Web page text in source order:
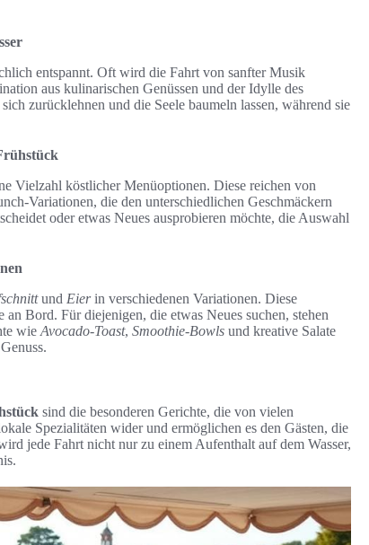
entspannt. Oft wird die Fahrt von sanfter Musik
aus kulinarischen Genüssen und der Idylle des
zurücklehnen und die Seele baumeln lassen, während sie
Vielzahl köstlicher Menüoptionen. Diese reichen von
Variationen, die den unterschiedlichen Geschmäckern
oder etwas Neues ausprobieren möchte, die Auswahl
und Eierin verschiedenen Variationen. Diese
Bord. Für diejenigen, die etwas Neues suchen, stehen
wie Avocado-Toast, Smoothie-Bowls und kreative Salate
sind die besonderen Gerichte, die von vielen
Spezialitäten wider und ermöglichen es den Gästen, die
jede Fahrt nicht nur zu einem Aufenthalt auf dem Wasser,